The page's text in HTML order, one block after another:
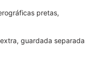
pretas,
guardada separada